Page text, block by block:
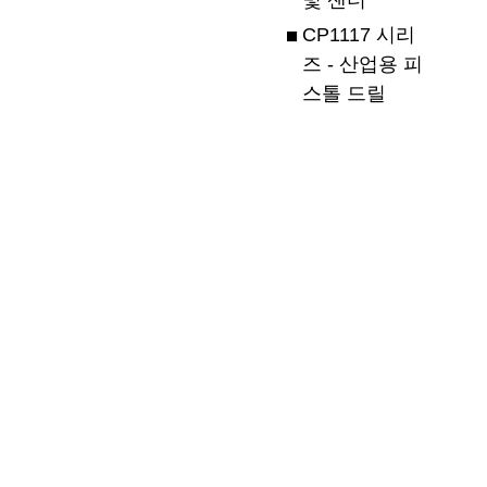
CP1117 시리
즈 - 산업용 피
스톨 드릴